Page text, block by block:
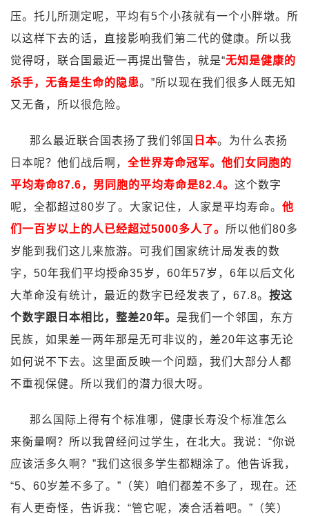
压。托儿所测定呢，平均有5个小孩就有一个小胖墩。所
以这样下去的话，直接影响我们第二代的健康。所以我
觉得呀，联合国最近一再提出警告，就是“无知是健康的
杀手，无备是生命的隐患。”所以现在我们很多人既无知
又无备，所以很危险。
那么最近联合国表扬了我们邻国 日本。为什么表扬
日本呢？他们战后啊， 全世界寿命冠军。他们女同胞的
平均寿命87.6，男同胞的平均寿命是82.4。 这个数字
呢，全都超过80岁了。大家记住，人家是平均寿命。 他
们一百岁以上的人已经超过5000多人了。 所以他们80多
岁能到我们这儿来旅游。可我们国家统计局发表的数
字，50年我们平均授命35岁，60年57岁，6年以后文化
大革命没有统计，最近的数字已经发表了，67.8。 按这
个数字跟日本相比，整差20年。 是我们一个邻国，东方
民族，如果差一两年那是无可非议的，差20年这事无论
如何说不下去。这里面反映一个问题，我们大部分人都
不重视保健。所以我们的潜力很大呀。
那么国际上得有个标准哪，健康长寿没个标准怎么
来衡量啊？所以我曾经问过学生，在北大。我说：“你说
应该活多久啊？”我们这很多学生都糊涂了。他告诉我，
“5、60岁差不多了。”（笑）咱们都差不多了，现在。还
有人更奇怪，告诉我：“管它呢，凑合活着吧。”（笑）